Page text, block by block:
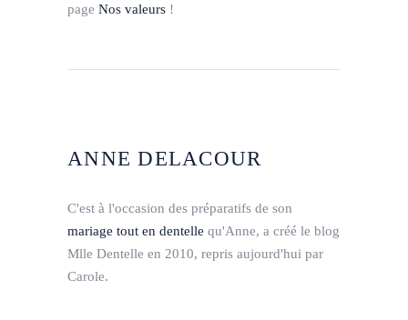
page Nos valeurs !
ANNE DELACOUR
C'est à l'occasion des préparatifs de son
mariage tout en dentelle qu'Anne, a créé le blog
Mlle Dentelle en 2010, repris aujourd'hui par
Carole.